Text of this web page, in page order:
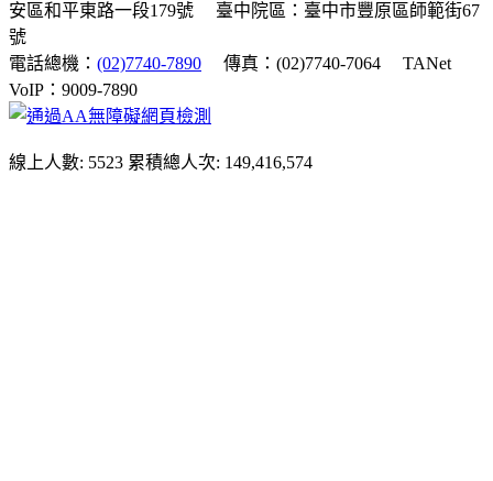
安區和平東路一段179號
臺中院區：臺中市豐原區師範街67
號
電話總機： (02)7740-7890 傳真：(02)7740-7064
TANet
VoIP：9009-7890
線上人數: 5523 累積總人次: 149,416,574